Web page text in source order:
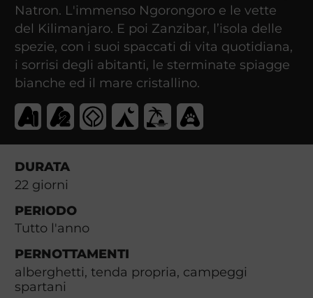
Natron. L'immenso Ngorongoro e le vette
del Kilimanjaro. E poi Zanzibar, l’isola delle
spezie, con i suoi spaccati di vita quotidiana,
i sorrisi degli abitanti, le sterminate spiagge
bianche ed il mare cristallino.
DURATA
22 giorni
PERIODO
Tutto l'anno
PERNOTTAMENTI
alberghetti, tenda propria, campeggi
spartani